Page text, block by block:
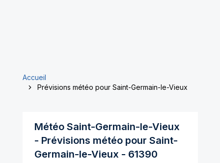
Accueil
Prévisions météo pour Saint-Germain-le-Vieux
Météo Saint-Germain-le-Vieux
- Prévisions météo pour Saint-
Germain-le-Vieux - 61390